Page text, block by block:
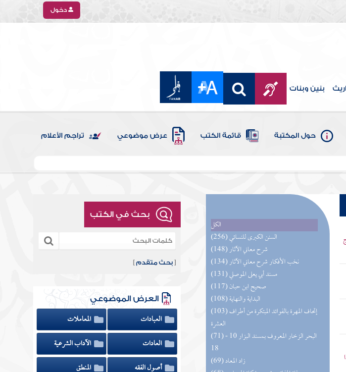
دخول
بنين وبنات
حول المكتبة قائمة الكتب عرض موضوعي تراجم الأعلام
الكل
(256) السنن الكبرى للنسائي
(148) شرح معاني الآثار
(134) نخب الأفكار شرح معاني الآثار
(131) مسند أبي يعلى الموصلي
(117) صحيح ابن حبان
(108) البداية والنهاية
(103) إتحاف المهرة بالفوائد المبتكرة من أطراف
العشرة
(71) البحر الزخار المعروف بمسند البزار 10 -
18
(69) زاد المعاد
بحث في الكتب
[بحث متقدم ]
العرض الموضوعي
العبادات
المعاملات
العادات
الآداب الشرعية
أصول الفقه
المنطق